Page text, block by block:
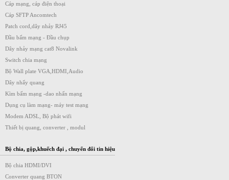
Cáp mạng, cáp điện thoại
Cáp SFTP Ancomtech
Patch cord,dây nhảy RJ45
Đầu bấm mạng - Đầu chụp
Dây nhảy mạng cat8 Novalink
Switch chia mạng
Bộ Wall plate VGA,HDMI,Audio
Dây nhẩy quang
Kìm bấm mạng -dao nhấn mạng
Dụng cụ làm mạng- máy test mạng
Modem ADSL, Bộ phát wifi
Thiết bị quang, converter , modul
Bộ chia, gộp,khuếch đại , chuyển đổi tin hiệu
Bộ chia HDMI/DVI
Converter quang BTON